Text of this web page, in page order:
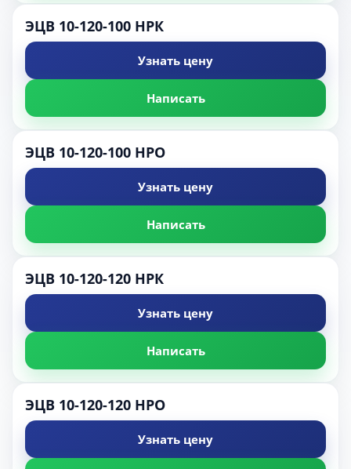
ЭЦВ 10-120-100 НРК
Узнать цену
Написать
ЭЦВ 10-120-100 НРО
Узнать цену
Написать
ЭЦВ 10-120-120 НРК
Узнать цену
Написать
ЭЦВ 10-120-120 НРО
Узнать цену